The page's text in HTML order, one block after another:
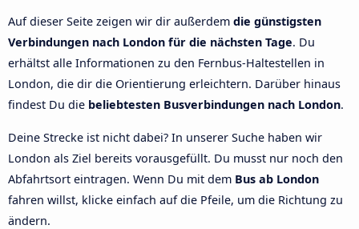
Auf dieser Seite zeigen wir dir außerdem die günstigsten
Verbindungen nach London für die nächsten Tage. Du
erhältst alle Informationen zu den Fernbus-Haltestellen in
London, die dir die Orientierung erleichtern. Darüber hinaus
findest Du die beliebtesten Busverbindungen nach London.
Deine Strecke ist nicht dabei? In unserer Suche haben wir
London als Ziel bereits vorausgefüllt. Du musst nur noch den
Abfahrtsort eintragen. Wenn Du mit dem Bus ab London
fahren willst, klicke einfach auf die Pfeile, um die Richtung zu
ändern.